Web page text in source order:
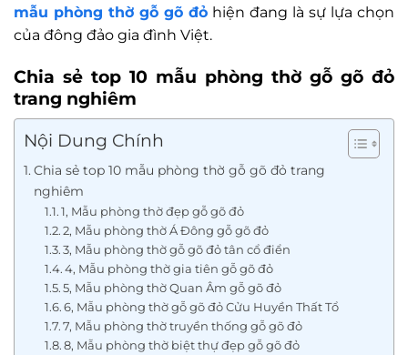
mẫu phòng thờ gỗ gõ đỏ hiện đang là sự lựa chọn
của đông đảo gia đình Việt.
Chia sẻ top 10 mẫu phòng thờ gỗ gõ đỏ
trang nghiêm
Nội Dung Chính
Chia sẻ top 10 mẫu phòng thờ gỗ gõ đỏ trang
nghiêm
1, Mẫu phòng thờ đẹp gỗ gõ đỏ
2, Mẫu phòng thờ Á Đông gỗ gõ đỏ
3, Mẫu phòng thờ gỗ gõ đỏ tân cổ điển
4, Mẫu phòng thờ gia tiên gỗ gõ đỏ
5, Mẫu phòng thờ Quan Âm gỗ gõ đỏ
6, Mẫu phòng thờ gỗ gõ đỏ Cửu Huyền Thất Tổ
7, Mẫu phòng thờ truyền thống gỗ gõ đỏ
8, Mẫu phòng thờ biệt thự đẹp gỗ gõ đỏ